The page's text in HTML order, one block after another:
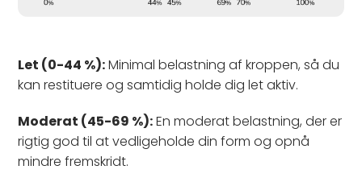
Let (0-44 %):Minimal belastning af kroppen, så du
kan restituere og samtidig holde dig let aktiv.
Moderat (45-69 %):En moderat belastning, der er
rigtig god til at vedligeholde din form og opnå
mindre fremskridt.